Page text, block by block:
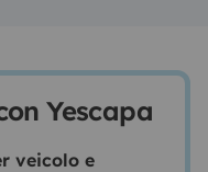
Yescapa
veicolo e